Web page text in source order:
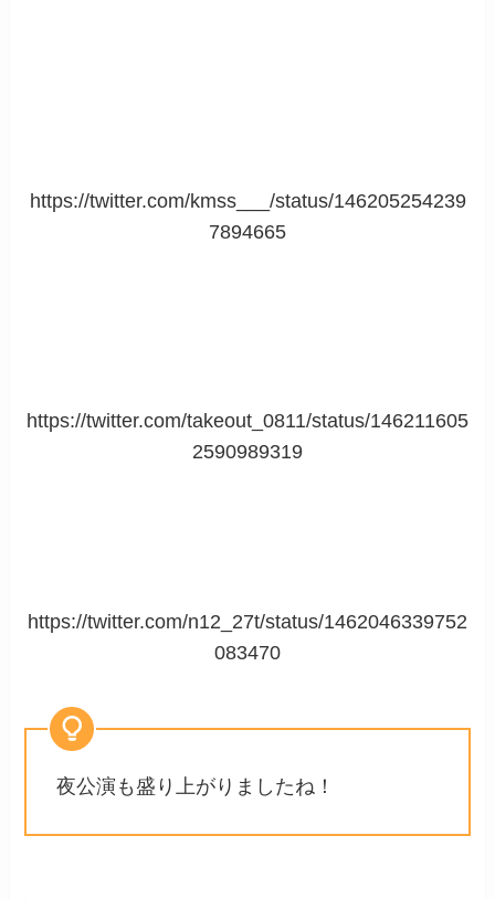
https://twitter.com/kmss___/status/146205254239
7894665
https://twitter.com/takeout_0811/status/146211605
2590989319
https://twitter.com/n12_27t/status/1462046339752
083470
夜公演も盛り上がりましたね！